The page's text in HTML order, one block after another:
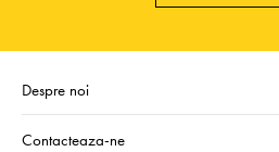
Despre noi
Contacteaza-ne